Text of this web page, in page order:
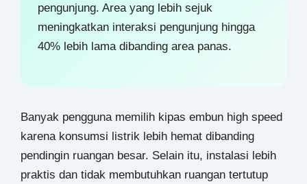
pengunjung. Area yang lebih sejuk
meningkatkan interaksi pengunjung hingga
40% lebih lama dibanding area panas.
Banyak pengguna memilih kipas embun high speed
karena konsumsi listrik lebih hemat dibanding
pendingin ruangan besar. Selain itu, instalasi lebih
praktis dan tidak membutuhkan ruangan tertutup